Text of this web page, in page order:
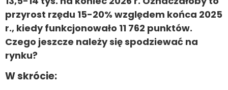
przyrost rzędu 15-20% względem końca 2025
r., kiedy funkcjonowało 11 762 punktów.
Czego jeszcze należy się spodziewać na
rynku?
W skrócie: